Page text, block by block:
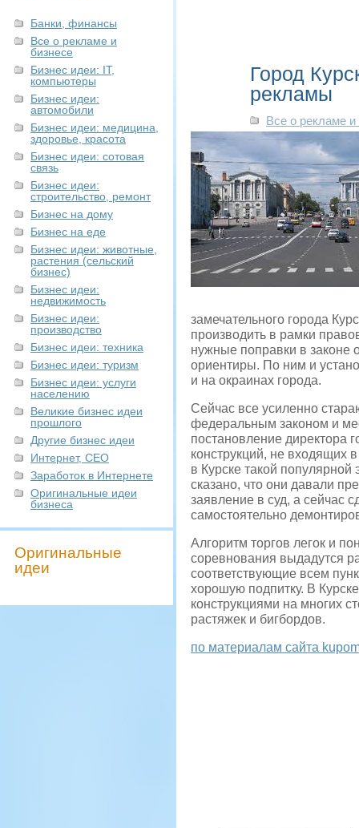
Банки, финансы
Все о рекламе и
бизнесе
Бизнес идеи: IT,
компьютеры
Бизнес идеи:
автомобили
Бизнес идеи: медицина,
здоровье, красота
Бизнес идеи: сотовая
связь
Бизнес идеи:
строительство, ремонт
Бизнес на дому
Бизнес на еде
Бизнес идеи: животные,
растения (сельский
бизнес)
Бизнес идеи:
недвижимость
Бизнес идеи:
производство
Бизнес идеи: техника
Бизнес идеи: туризм
Бизнес идеи: услуги
населению
Великие бизнес идеи
прошлого
Другие бизнес идеи
Интернет, СЕО
Заработок в Интернете
Оригинальные идеи
бизнеса
Оригинальные
идеи
Город
рекламы
Все о рекламе и
замечательного города
производить в рамки
нужные поправки в законе
ориентиры. По ним и
и на окраинах города.
Сейчас все усиленно
федеральным законом и
постановление директора
конструкций, не входящих
в Курске такой
сказано, что они давали
заявление в суд, а сейчас
самостоятельно
Алгоритм торгов легок и
соревнования выдадутся
соответствующие всем
хорошую подпитку. В
конструкциями на многих
растяжек и бигбордов.
по материалам сайта